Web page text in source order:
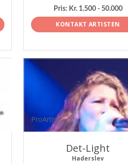
Pris: Kr. 1.500 - 50.000
KONTAKT ARTISTEN
ProArtist
Det-Light
Haderslev